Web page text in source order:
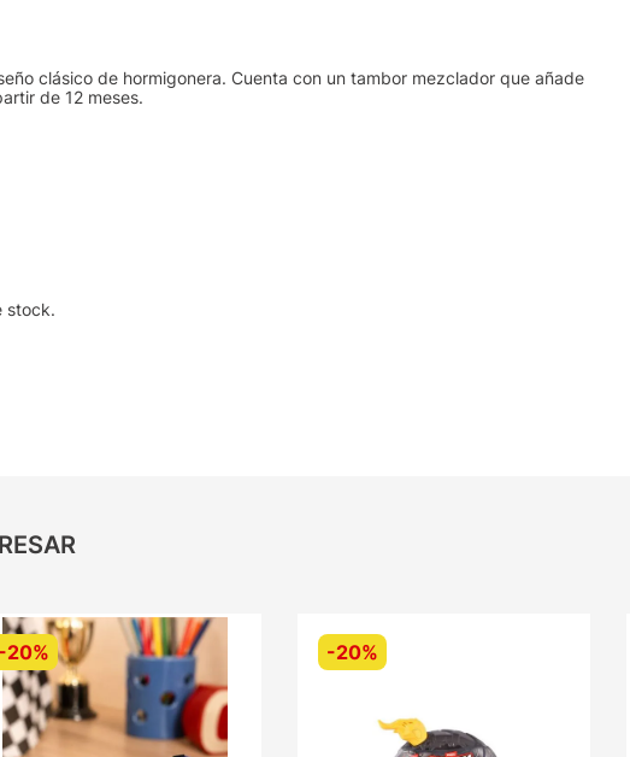
clásico de hormigonera. Cuenta con un tambor mezclador que añade
de 12 meses.
stock.
-20% -20%